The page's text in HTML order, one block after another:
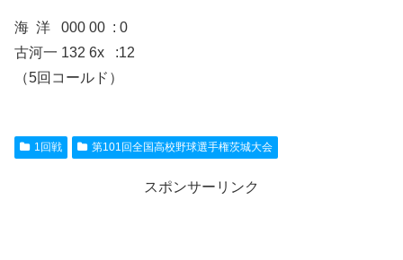
海 洋 000 00 : 0
古河一 132 6x :12
（5回コールド）
1回戦 第101回全国高校野球選手権茨城大会
スポンサーリンク